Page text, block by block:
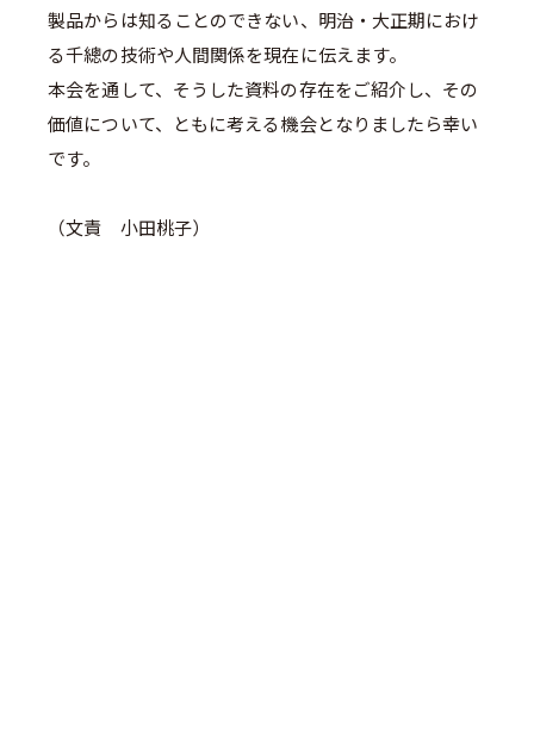
製品からは知ることのできない、明治・大正期におけ
る千總の技術や人間関係を現在に伝えます。
本会を通して、そうした資料の存在をご紹介し、その
価値について、ともに考える機会となりましたら幸い
です。
（文責 小田桃子）